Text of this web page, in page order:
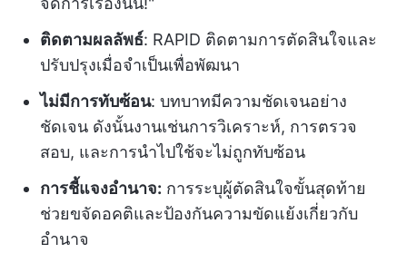
ติดตามผลลัพธ์: RAPID ติดตามการตัดสินใจและ
ปรับปรุงเมื่อจำเป็นเพื่อพัฒนา
ไม่มีการทับซ้อน: บทบาทมีความชัดเจนอย่าง
ชัดเจน ดังนั้นงานเช่นการวิเคราะห์, การตรวจ
สอบ, และการนำไปใช้จะไม่ถูกทับซ้อน
การชี้แจงอำนาจ: การระบุผู้ตัดสินใจขั้นสุดท้าย
ช่วยขจัดอคติและป้องกันความขัดแย้งเกี่ยวกับ
อำนาจ